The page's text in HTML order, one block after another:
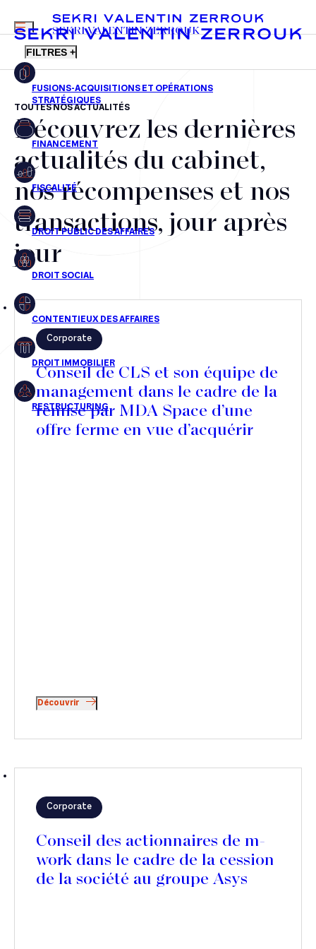
FR EN
MENU
SEKRI VALENTIN ZERROUK
FILTRES +
Fusions-acquisitions et opérations stratégiques
Financement
Fiscalité
Droit public des affaires
Droit social
Droit immobilier
Restructuring
Article
TOUTES NOS ACTUALITÉS
Découvrez les dernières
actualités du cabinet,
nos récompenses et nos
transactions, jour après
jour
Corporate
Conseil de CLS et son équipe de
management dans le cadre de la
remise par MDA Space d’une
offre ferme en vue d’acquérir
Découvrir
Corporate
Conseil des actionnaires de m-
work dans le cadre de la cession
de la société au groupe Asys